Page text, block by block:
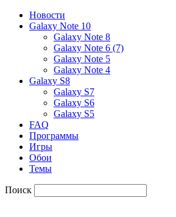
Новости
Galaxy Note 10
Galaxy Note 8
Galaxy Note 6 (7)
Galaxy Note 5
Galaxy Note 4
Galaxy S8
Galaxy S7
Galaxy S6
Galaxy S5
FAQ
Программы
Игры
Обои
Темы
Поиск